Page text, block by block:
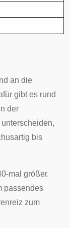
an die
gibt es rund
der
bis
mal größer.
passendes
zum